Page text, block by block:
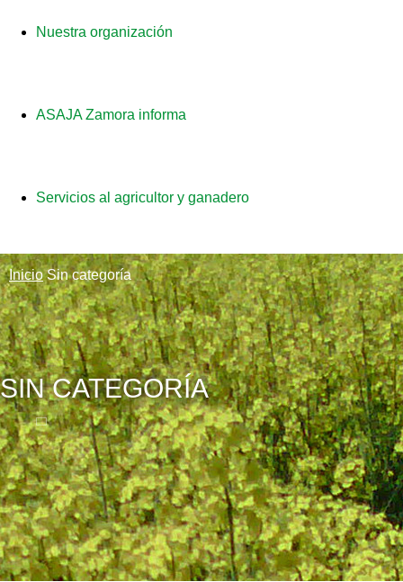
Nuestra organización
ASAJA Zamora informa
Servicios al agricultor y ganadero
Inicio Sin categoría
SIN CATEGORÍA